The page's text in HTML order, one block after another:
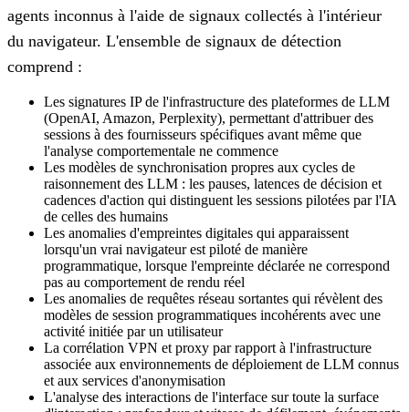
agents inconnus à l'aide de signaux collectés à l'intérieur
du navigateur. L'ensemble de signaux de détection
comprend :
Les signatures IP de l'infrastructure des plateformes de LLM
(OpenAI, Amazon, Perplexity), permettant d'attribuer des
sessions à des fournisseurs spécifiques avant même que
l'analyse comportementale ne commence
Les modèles de synchronisation propres aux cycles de
raisonnement des LLM : les pauses, latences de décision et
cadences d'action qui distinguent les sessions pilotées par l'IA
de celles des humains
Les anomalies d'empreintes digitales qui apparaissent
lorsqu'un vrai navigateur est piloté de manière
programmatique, lorsque l'empreinte déclarée ne correspond
pas au comportement de rendu réel
Les anomalies de requêtes réseau sortantes qui révèlent des
modèles de session programmatiques incohérents avec une
activité initiée par un utilisateur
La corrélation VPN et proxy par rapport à l'infrastructure
associée aux environnements de déploiement de LLM connus
et aux services d'anonymisation
L'analyse des interactions de l'interface sur toute la surface